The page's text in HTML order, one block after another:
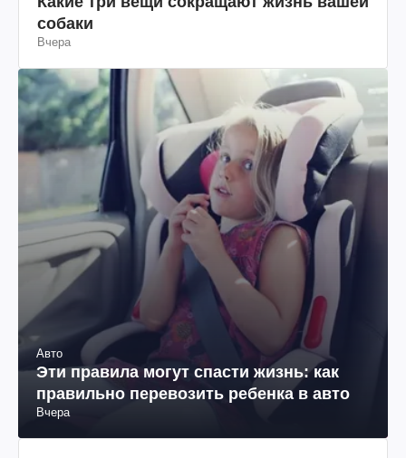
собаки
Вчера
Авто
Эти правила могут спасти жизнь: как
правильно перевозить ребенка в авто
Вчера